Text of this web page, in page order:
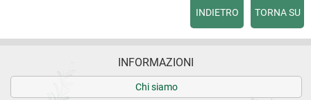
TORNA SU
INDIETRO
INFORMAZIONI
Chi siamo